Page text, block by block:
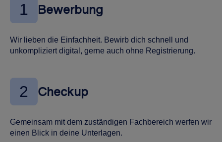
1 Bewerbung
Wir lieben die Einfachheit. Bewirb dich schnell und
unkompliziert digital, gerne auch ohne Registrierung.
2 Checkup
Gemeinsam mit dem zuständigen Fachbereich werfen wir
einen Blick in deine Unterlagen.